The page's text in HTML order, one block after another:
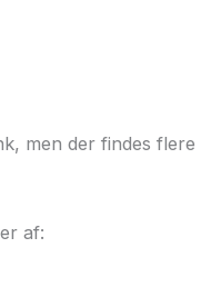
men der findes flere
af: